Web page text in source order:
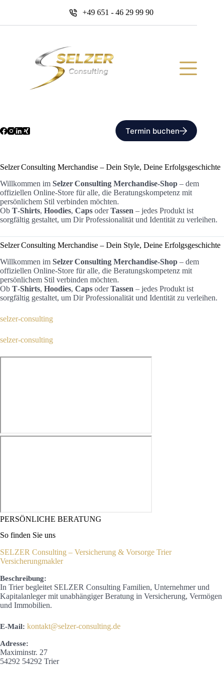
+49 651 - 46 29 99 90
Termin buchen
Selzer Consulting Merchandise – Dein Style, Deine Erfolgsgeschichte
Willkommen im Selzer Consulting Merchandise-Shop – dem
offiziellen Online‑Store für alle, die Beratungskompetenz mit
persönlichem Stil verbinden möchten.
Ob T‑Shirts, Hoodies, Caps oderTassen – jedes Produkt ist
sorgfältig gestaltet, um Dir Professionalität und Identität zu verleihen.
Selzer Consulting Merchandise – Dein Style, Deine Erfolgsgeschichte
Willkommen im Selzer Consulting Merchandise-Shop – dem
offiziellen Online‑Store für alle, die Beratungskompetenz mit
persönlichem Stil verbinden möchten.
Ob T‑Shirts, Hoodies, Caps oderTassen – jedes Produkt ist
sorgfältig gestaltet, um Dir Professionalität und Identität zu verleihen.
selzer-consulting
selzer-consulting
PERSÖNLICHE BERATUNG
So finden Sie uns
SELZER Consulting – Versicherung & Vorsorge Trier
Versicherungmakler
Beschreibung:
In Trier begleitet SELZER Consulting Familien, Unternehmer und
Kapitalanleger mit unabhängiger Beratung in Versicherung, Vermögen
und Immobilien.
E-Mail: kontakt@selzer-consulting.de
Adresse:
Maximinstr. 27
54292 54292 Trier